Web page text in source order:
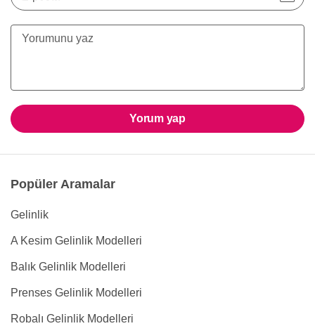
Yorum yap
Popüler Aramalar
Gelinlik
A Kesim Gelinlik Modelleri
Balık Gelinlik Modelleri
Prenses Gelinlik Modelleri
Robalı Gelinlik Modelleri